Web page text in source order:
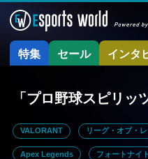
特集 セール インタ
「プロ野球スピリッ
VALORANT リーグ・オブ・
Apex Legends フォートナイト